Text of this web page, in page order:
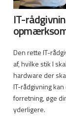
IT-
Den rette IT-
af, hvilke stik I
hardware der
IT-rådgivning
forretning, øge
yderligere.